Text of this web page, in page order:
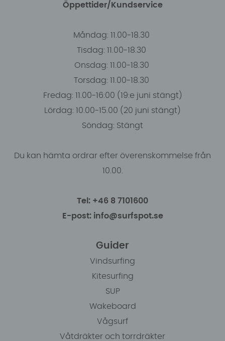
Öppettider/Kundservice
Måndag: 11.00-18.30
Tisdag: 11.00-18.30
Onsdag: 11.00-18.30
Torsdag: 11.00-18.30
Fredag: 11.00-16:00 (19:e juni stängt)
Lördag: 10.00-15.00 (20 juni stängt)
Söndag: Stängt
Du kan hämta ordrar efter överenskommelse från
10.00.
Tel: +46 8 7101600
E-post: info@surfspot.se
Guider
Vindsurfing
Kitesurfing
SUP
Wakeboard
Vågsurf
Våtdräkter och torrdräkter